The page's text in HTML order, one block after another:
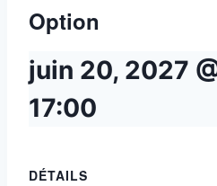
Option
juin 20, 2027
17:00
DÉTAILS